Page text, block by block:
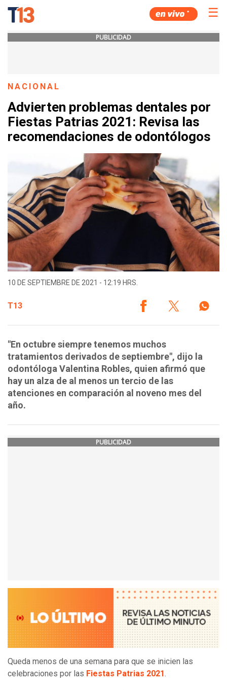
☰
PUBLICIDAD
NACIONAL
Advierten problemas dentales por
Fiestas Patrias 2021: Revisa las
recomendaciones de odontólogos
10 DE SEPTIEMBRE DE 2021 - 12:19 HRS.
T13
"En octubre siempre tenemos muchos
tratamientos derivados de septiembre", dijo la
odontóloga Valentina Robles, quien afirmó que
hay un alza de al menos un tercio de las
atenciones en comparación al noveno mes del
año.
PUBLICIDAD
Queda menos de una semana para que se inicien las
celebraciones por las Fiestas Patrias 2021.